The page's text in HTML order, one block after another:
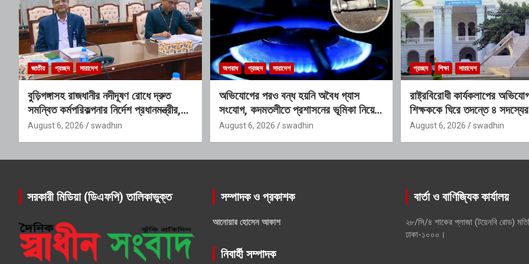
জাতীয় প্রচ্ছদ সারাদেশ
বুড়িগঙ্গাসহ রাজধানীর নদীদূষণ রোধে দ্রুত
সমন্বিত কর্মপরিকল্পনার নির্দেশ প্রধানমন্ত্রীর,
গঠিত হচ্ছে আন্তঃসংস্থা সমন্বয় কমিটি
August 6, 2026 swadhin
অপরাধ প্রচ্ছদ সারাদেশ
অভিযোগের পরও বন্ধ হয়নি অবৈধ গ্যাস
সংযোগ, কদমতলীতে প্রশাসনের ভূমিকা নিয়ে
প্রশ্ন
August 6, 2026 swadhin
প্রচ্ছদ শিক্ষা সারাদেশ
রাষ্ট্রবিরোধী কার্যকলাপের
শিক্ষককে ঘিরে তদন্তে ৪
August 6, 2026 swadhin
সরকারী মিডিয়া (ডিএফপি) তালিকাভুক্ত সম্পাদক ও প্রকাশক
আনোয়ার হোসেন আকাশ
নিবার্হী সম্পাদক
বার্তা ও বাণিজ্যিক কার্যালয়
২৮/সি/৪ শাকের প্লাজা (টয়েনবি রোড)
ঢাকা-১০০০।